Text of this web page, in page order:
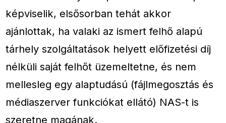
képviselik, elsősorban tehát akkor
ajánlottak, ha valaki az ismert felhő alapú
tárhely szolgáltatások helyett előfizetési díj
nélküli saját felhőt üzemeltetne, és nem
mellesleg egy alaptudású (fájlmegosztás és
médiaszerver funkciókat ellátó) NAS-t is
szeretne magának.